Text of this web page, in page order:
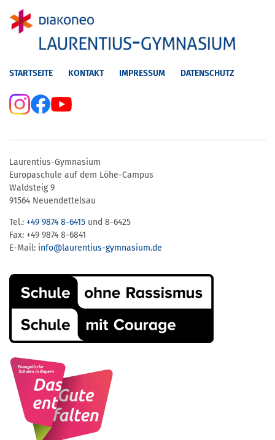
STARTSEITE KONTAKT IMPRESSUM DATENSCHUTZ
Laurentius-Gymnasium
Europaschule auf dem Löhe-Campus
Waldsteig 9
91564 Neuendettelsau
Tel.: +49 9874 8-6415 und 8-6425
Fax: +49 9874 8-6841
E-Mail: info@laurentius-gymnasium.de